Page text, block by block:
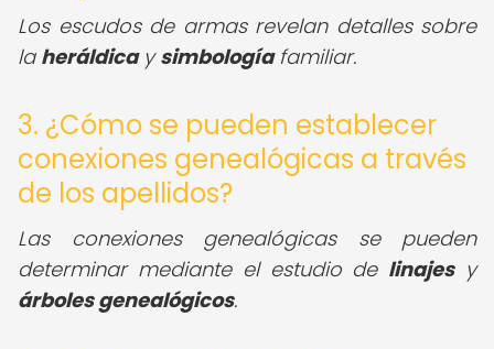
Los escudos de armas revelan detalles sobre
la heráldicaysimbologíafamiliar.
3. ¿Cómo se pueden establecer
conexiones genealógicas a través
de los apellidos?
Las conexiones genealógicas se pueden
determinar mediante el estudio de linajesy
árboles genealógicos.